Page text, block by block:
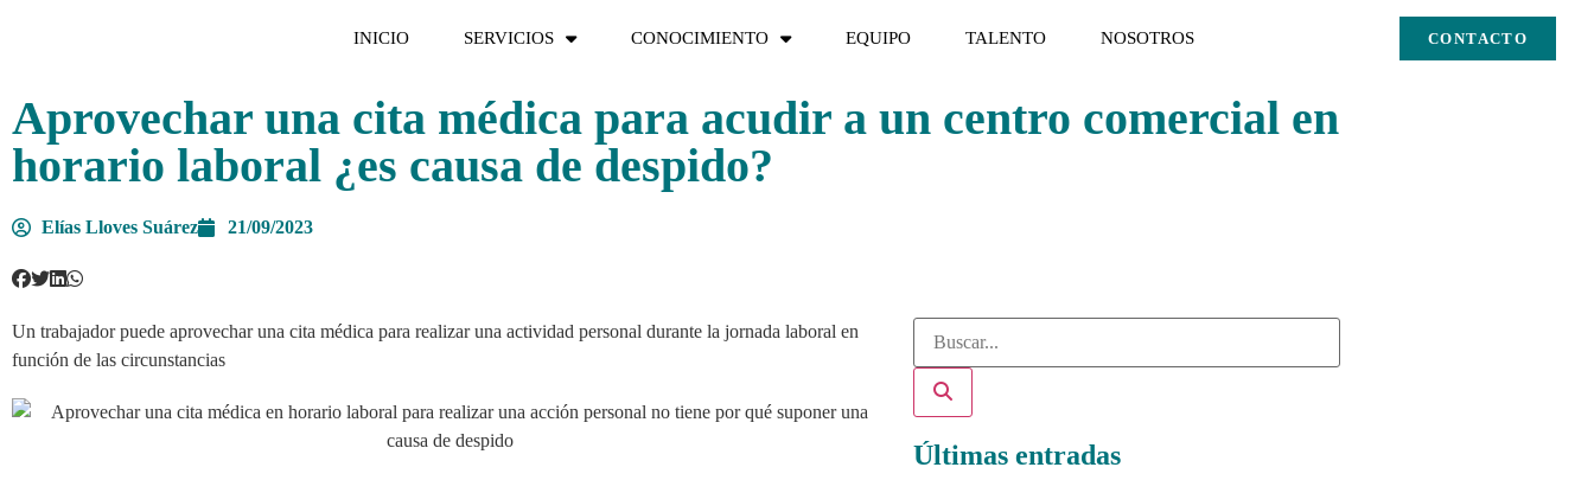
INICIO SERVICIOS CONOCIMIENTO EQUIPO TALENTO NOSOTROS CONTACTO
Aprovechar una cita médica para acudir a un centro comercial en
horario laboral ¿es causa de despido?
Elías Lloves Suárez 21/09/2023
Un trabajador puede aprovechar una cita médica para realizar una actividad personal durante la jornada laboral en
función de las circunstancias
Últimas entradas